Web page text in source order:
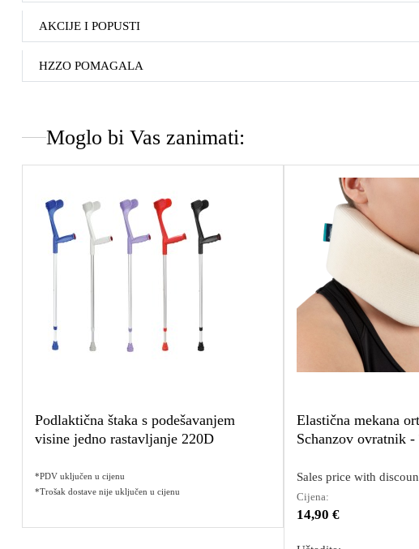
AKCIJE I POPUSTI
HZZO POMAGALA
Moglo bi Vas zanimati:
Podlaktična štaka s podešavanjem
visine jedno rastavljanje 220D
*PDV uključen u cijenu
*Trošak dostave nije uključen u cijenu
Elastična mekana
Schanzov ovratnik
Sales price with
Cijena:
14,90 €